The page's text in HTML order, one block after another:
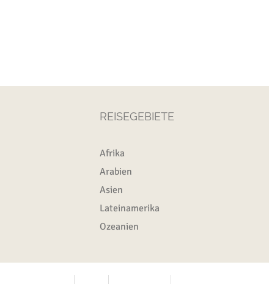
REISEGEBIETE
Afrika
Arabien
Asien
Lateinamerika
Ozeanien